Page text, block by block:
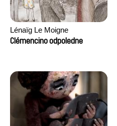
Lénaïg Le Moigne
Clémencino odpoledne